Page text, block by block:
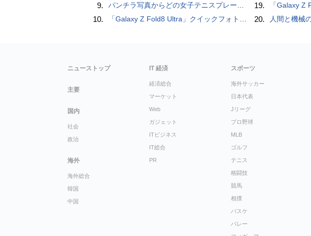
9. パンチラ写真からどの女子テニスプレーヤーのものなのか当てるクイズ「Tennis Upskirts」
10. 「Galaxy Z Fold8 Ultra」クイックフォトレビュー
19. 「Galaxy Z
20. 人間と機械の未来とは？ 石井裕
ニューストップ
主要
国内
社会
政治
海外
海外総合
韓国
中国
IT 経済
経済総合
マーケット
Web
ガジェット
ITビジネス
IT総合
PR
スポーツ
海外サッカー
日本代表
Jリーグ
プロ野球
MLB
ゴルフ
テニス
格闘技
競馬
相撲
バスケ
バレー